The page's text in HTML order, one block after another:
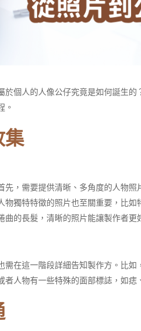
個人的人像公仔究竟是如何誕生
。​
集​
先，需要提供清晰、多角度的人物
物獨特特徵的照片也至關重要，比
的長髮，清晰的照片能讓製作者更
需在這一階段詳細告知製作方。比
人物有一些特殊的面部標誌，如